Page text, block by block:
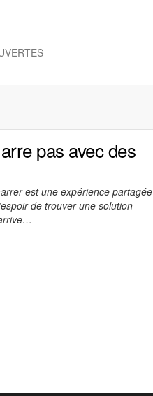
pas avec des
est une expérience partagée
de trouver une solution